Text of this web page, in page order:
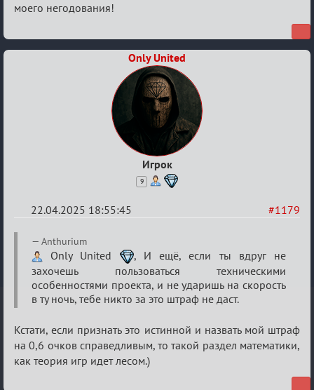
моего негодования!
Only United
Игрок
9
#1179
22.04.2025 18:55:45
Re:
Разговоры
XIX
ТПК.
Anthurium
Only United
, И ещё, если ты вдруг не
захочешь пользоваться техническими
особенностями проекта, и не ударишь на скорость
в ту ночь, тебе никто за это штраф не даст.
Кстати, если признать это истинной и назвать мой штраф
на 0,6 очков справедливым, то такой раздел математики,
как теория игр идет лесом.)